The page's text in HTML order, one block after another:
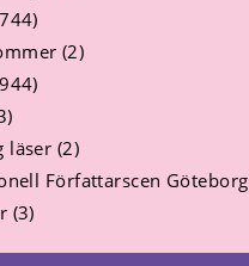
(2)
läser (2)
Författarscen Göteborg
(3)